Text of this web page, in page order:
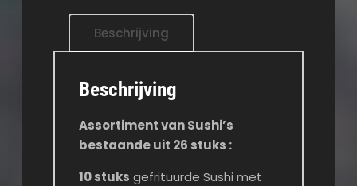
Beschrijving
Beschrijving
Assortiment van Sushi’s
bestaande uit 26 stuks :
10 stuks gefrituurde Sushi met